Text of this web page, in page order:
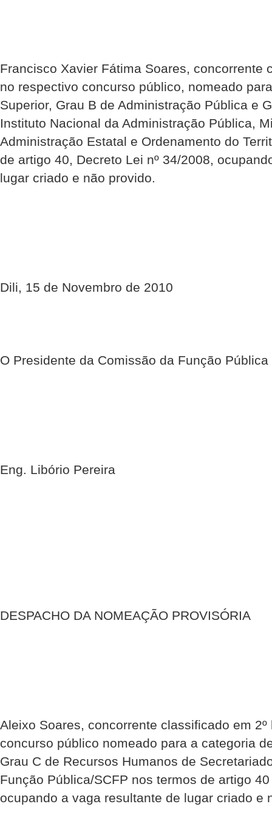
Francisco Xavier Fátima Soares, concorrente
no respectivo concurso público, nomeado
Superior, Grau B de Administração Pública e
Instituto Nacional da Administração Pública,
Administração Estatal e Ordenamento do
de artigo 40, Decreto Lei nº 34/2008,
lugar criado e não provido.
Dili, 15 de Novembro de 2010
O Presidente da Comissão da Função Pública
Eng. Libório Pereira
DESPACHO DA NOMEAÇÃO PROVISÓRIA
Aleixo Soares, concorrente classificado em
concurso público nomeado para a categoria
Grau C de Recursos Humanos de
Função Pública/SCFP nos termos de artigo
ocupando a vaga resultante de lugar criado e